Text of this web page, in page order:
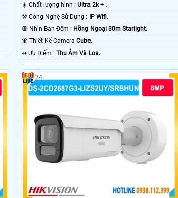
☀️ Chất lượng hình : Ultra 2k + .
⚒ Công Nghệ Sử Dụng : IP Wifi.
🔴 Nhìn Ban Đêm : Hồng Ngoại 30m Starlight.
🐜 Thiết Kế Camera Cube.
️↭ Ưu Điểm : Thu Âm Và Loa.
24